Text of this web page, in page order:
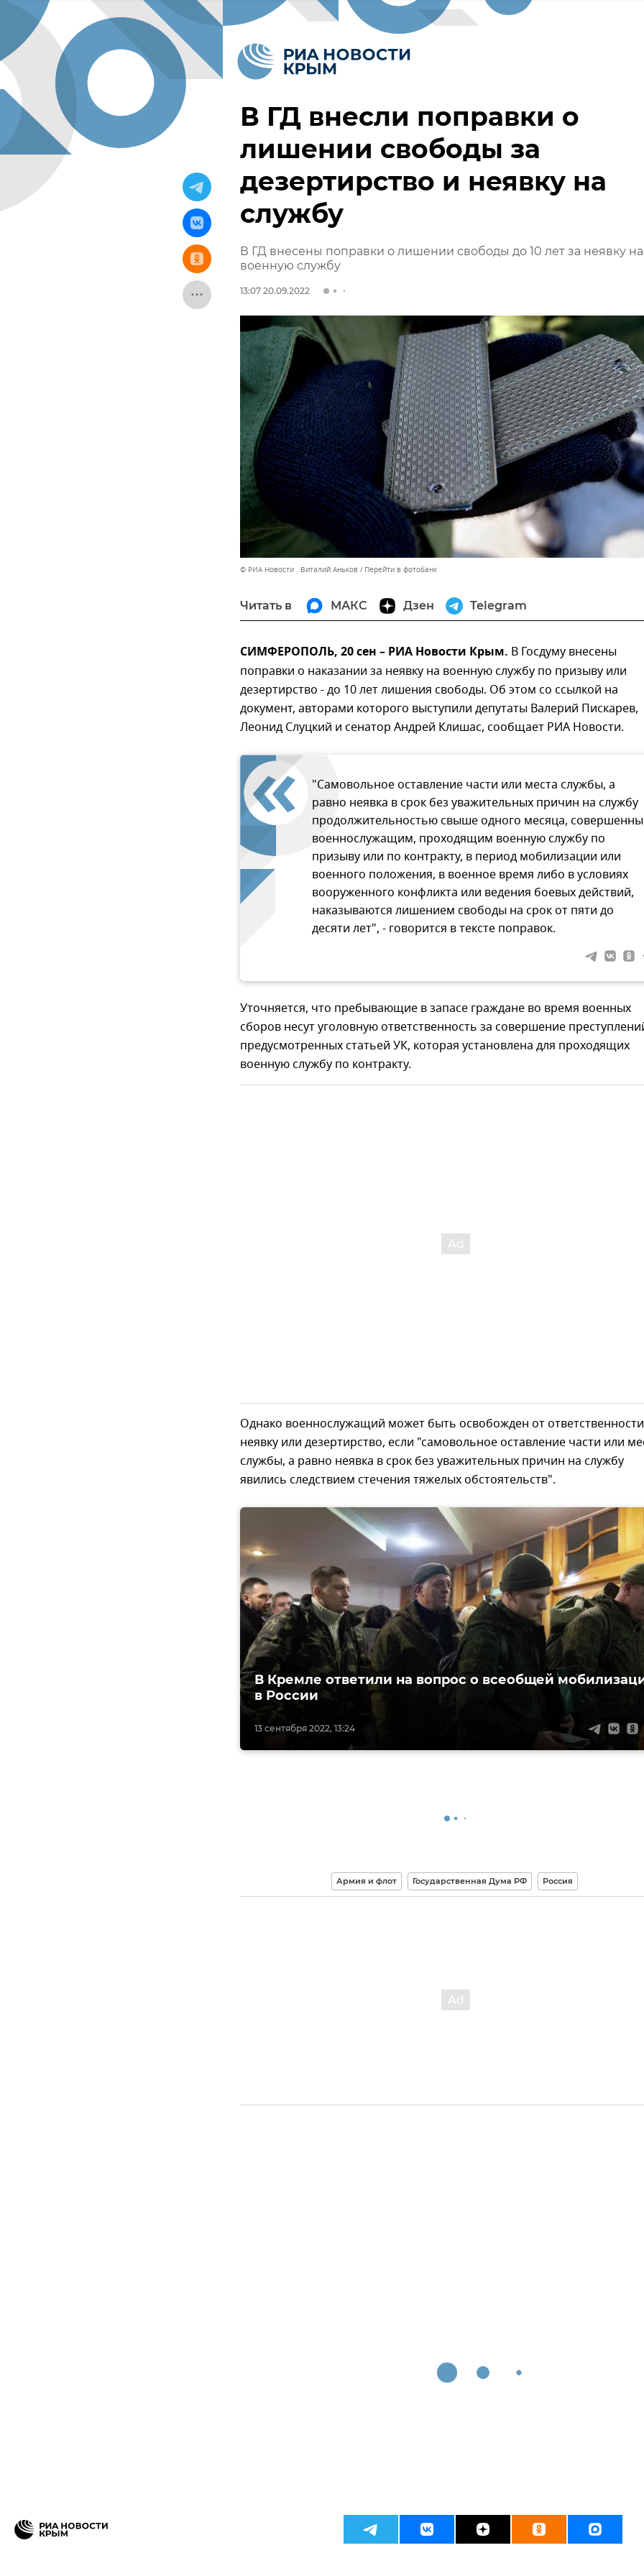
В ГД внесли поправки о
лишении свободы за
дезертирство и неявку на
службу
В ГД внесены поправки о лишении свободы до 10 лет за неявку на
военную службу
13:07 20.09.2022
© РИА Новости . Виталий Аньков Перейти в фотобанк
Читать в МАКС Дзен Telegram
СИМФЕРОПОЛЬ, 20 сен – РИА Новости Крым. В Госдуму внесены
поправки о наказании за неявку на военную службу по призыву или
дезертирство - до 10 лет лишения свободы. Об этом со ссылкой на
документ, авторами которого выступили депутаты Валерий Пискарев,
Леонид Слуцкий и сенатор Андрей Клишас, сообщает РИА Новости.
"Самовольное оставление части или места службы, а
равно неявка в срок без уважительных причин на службу
продолжительностью свыше одного месяца,
военнослужащим, проходящим военную службу по
призыву или по контракту, в период мобилизации или
военного положения, в военное время либо в условиях
вооруженного конфликта или ведения боевых действий,
наказываются лишением свободы на срок от пяти до
десяти лет", - говорится в тексте поправок.
Уточняется, что пребывающие в запасе граждане во время военных
сборов несут уголовную ответственность за совершение
предусмотренных статьей УК, которая установлена для проходящих
военную службу по контракту.
Однако военнослужащий может быть освобожден от
неявку или дезертирство, если "самовольное оставление части или
службы, а равно неявка в срок без уважительных причин на службу
явились следствием стечения тяжелых обстоятельств".
13 сентября 2022, 13:24
В Кремле ответили на вопрос о всеобщей
в России
Армия и флот Государственная Дума РФ Россия